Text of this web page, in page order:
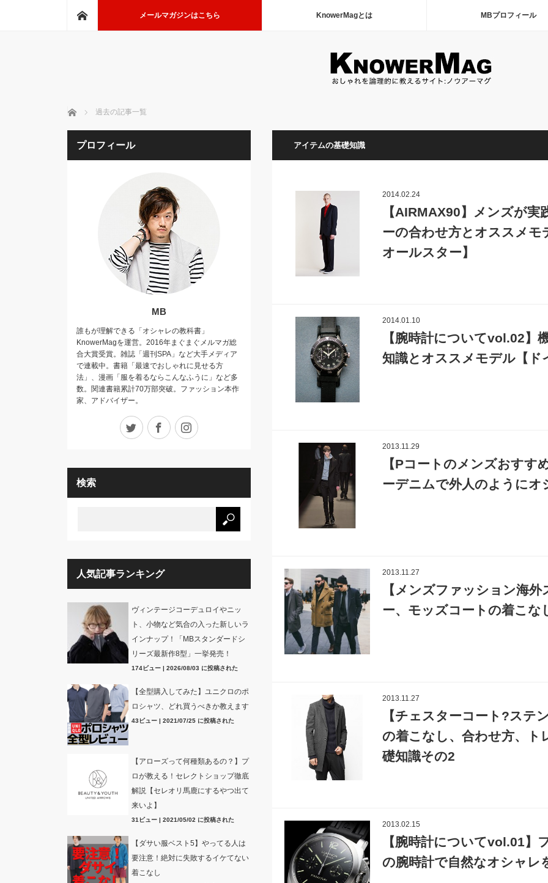
メールマガジンはこちら KnowerMagとは MBプロフィール
ホーム 過去の記事一覧
アイテムの基礎知識
2014.02.24
【AIRMAX90】メンズが
ーの合わせ方とオススメ
オールスター】
2014.01.10
【腕時計についてvol.02】
知識とオススメモデル【ド
2013.11.29
【Pコートのメンズおすす
ーデニムで外人のように
2013.11.27
【メンズファッション海
ー、モッズコートの着こ
2013.11.27
【チェスターコート?ステ
の着こなし、合わせ方、ト
礎知識その2
2013.02.15
【腕時計についてvol.01】
の腕時計で自然なオシャレ
プロフィール
MB
誰もが理解できる「オシャレの教科書」
KnowerMagを運営。2016年まぐまぐメルマガ総
合大賞受賞。雑誌「週刊SPA」など大手メディア
で連載中。書籍「最速でおしゃれに見せる方
法」、漫画「服を着るならこんなふうに」など多
数。関連書籍累計70万部突破。ファッション本作
家、アドバイザー。
Twitter Facebook
検索
人気記事ランキング
ヴィンテージコーデュロイやニッ
ト、小物など気合の入った新しいラ
インナップ！「MBスタンダードシ
リーズ最新作8型」一挙発売！
174ビュー| 2026/08/03 に投稿された
【全型購入してみた】ユニクロのポ
ロシャツ、どれ買うべきか教えます
43ビュー| 2021/07/25 に投稿された
【アローズって何種類あるの？】プ
ロが教える！セレクトショップ徹底
解説【セレオリ馬鹿にするやつ出て
来いよ】
31ビュー| 2021/05/02 に投稿された
【ダサい服ベスト5】やってる人は
要注意！絶対に失敗するイケてない
着こなし